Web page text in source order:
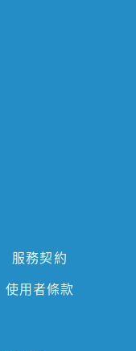
服務契約
使用者條款